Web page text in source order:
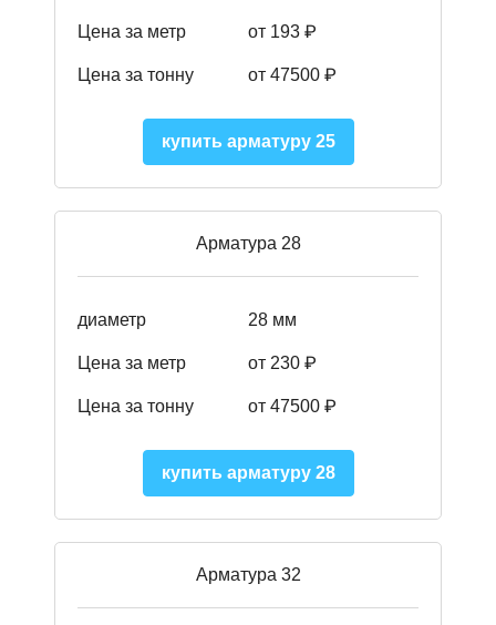
Цена за метр от 193 ₽
Цена за тонну от 47500 ₽
купить арматуру 25
Арматура 28
диаметр 28 мм
Цена за метр от 230 ₽
Цена за тонну от 47500 ₽
купить арматуру 28
Арматура 32